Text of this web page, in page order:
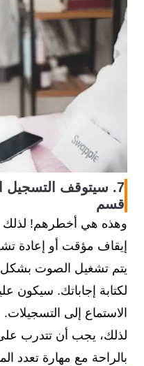
7. سيتوقف التسجيل
قسم
وهذه هي أخطرهم! لذلك
إيقاف مؤقت أو إعادة
يتم تشغيل الصوت
لكتابة إجاباتك. سيكون
الاستماع إلى التسجيلات.
لذلك، يجب أن تتدرب
بالراحة مع مهارة تعدد